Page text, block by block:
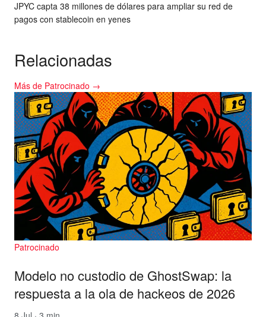
JPYC capta 38 millones de dólares para ampliar su red de
pagos con stablecoin en yenes
Relacionadas
Más de Patrocinado →
Patrocinado
Modelo no custodio de GhostSwap: la
respuesta a la ola de hackeos de 2026